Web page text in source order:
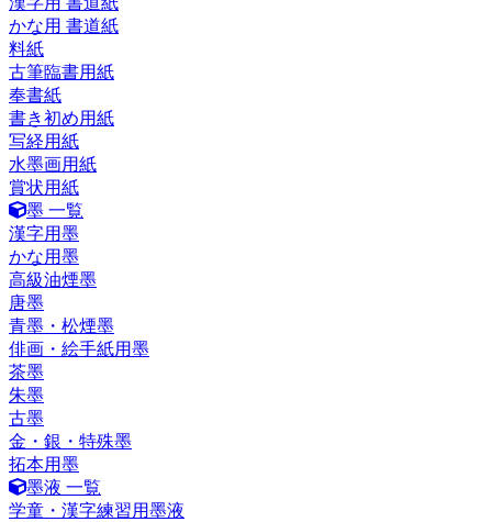
かな用 書道紙
料紙
古筆臨書用紙
奉書紙
書き初め用紙
写経用紙
水墨画用紙
賞状用紙
墨 一覧
漢字用墨
かな用墨
高級油煙墨
唐墨
青墨・松煙墨
俳画・絵手紙用墨
茶墨
朱墨
古墨
金・銀・特殊墨
拓本用墨
墨液 一覧
学童・漢字練習用墨液